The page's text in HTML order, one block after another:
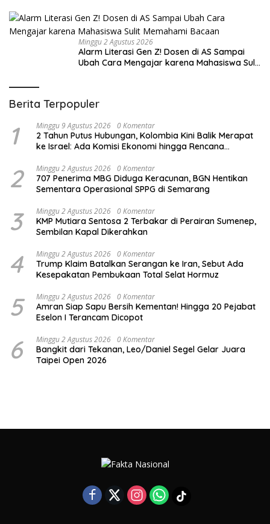
Minggu 2 Agustus 2026
Alarm Literasi Gen Z! Dosen di AS Sampai
Ubah Cara Mengajar karena Mahasiswa Sulit
Berita Terpopuler
1 Minggu 9 Agustus 2026 0 Komentar
2 Tahun Putus Hubungan, Kolombia Kini Balik Merapat
ke Israel: Ada Komisi Ekonomi hingga Rencana
2 Minggu 2 Agustus 2026 0 Komentar
707 Penerima MBG Diduga Keracunan, BGN Hentikan
Sementara Operasional SPPG di Semarang
3 Minggu 2 Agustus 2026 0 Komentar
KMP Mutiara Sentosa 2 Terbakar di Perairan Sumenep,
Sembilan Kapal Dikerahkan
4 Minggu 2 Agustus 2026 0 Komentar
Trump Klaim Batalkan Serangan ke Iran, Sebut Ada
Kesepakatan Pembukaan Total Selat Hormuz
5 Minggu 2 Agustus 2026 0 Komentar
Amran Siap Sapu Bersih Kementan! Hingga 20 Pejabat
Eselon I Terancam Dicopot
6 Minggu 2 Agustus 2026 0 Komentar
Bangkit dari Tekanan, Leo/Daniel Segel Gelar Juara
Taipei Open 2026